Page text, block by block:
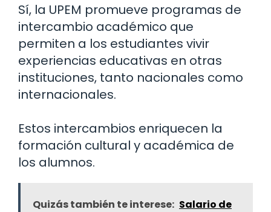
Sí, la UPEM promueve programas de
intercambio académico que
permiten a los estudiantes vivir
experiencias educativas en otras
instituciones, tanto nacionales como
internacionales.
Estos intercambios enriquecen la
formación cultural y académica de
los alumnos.
Quizás también te interese: Salario de